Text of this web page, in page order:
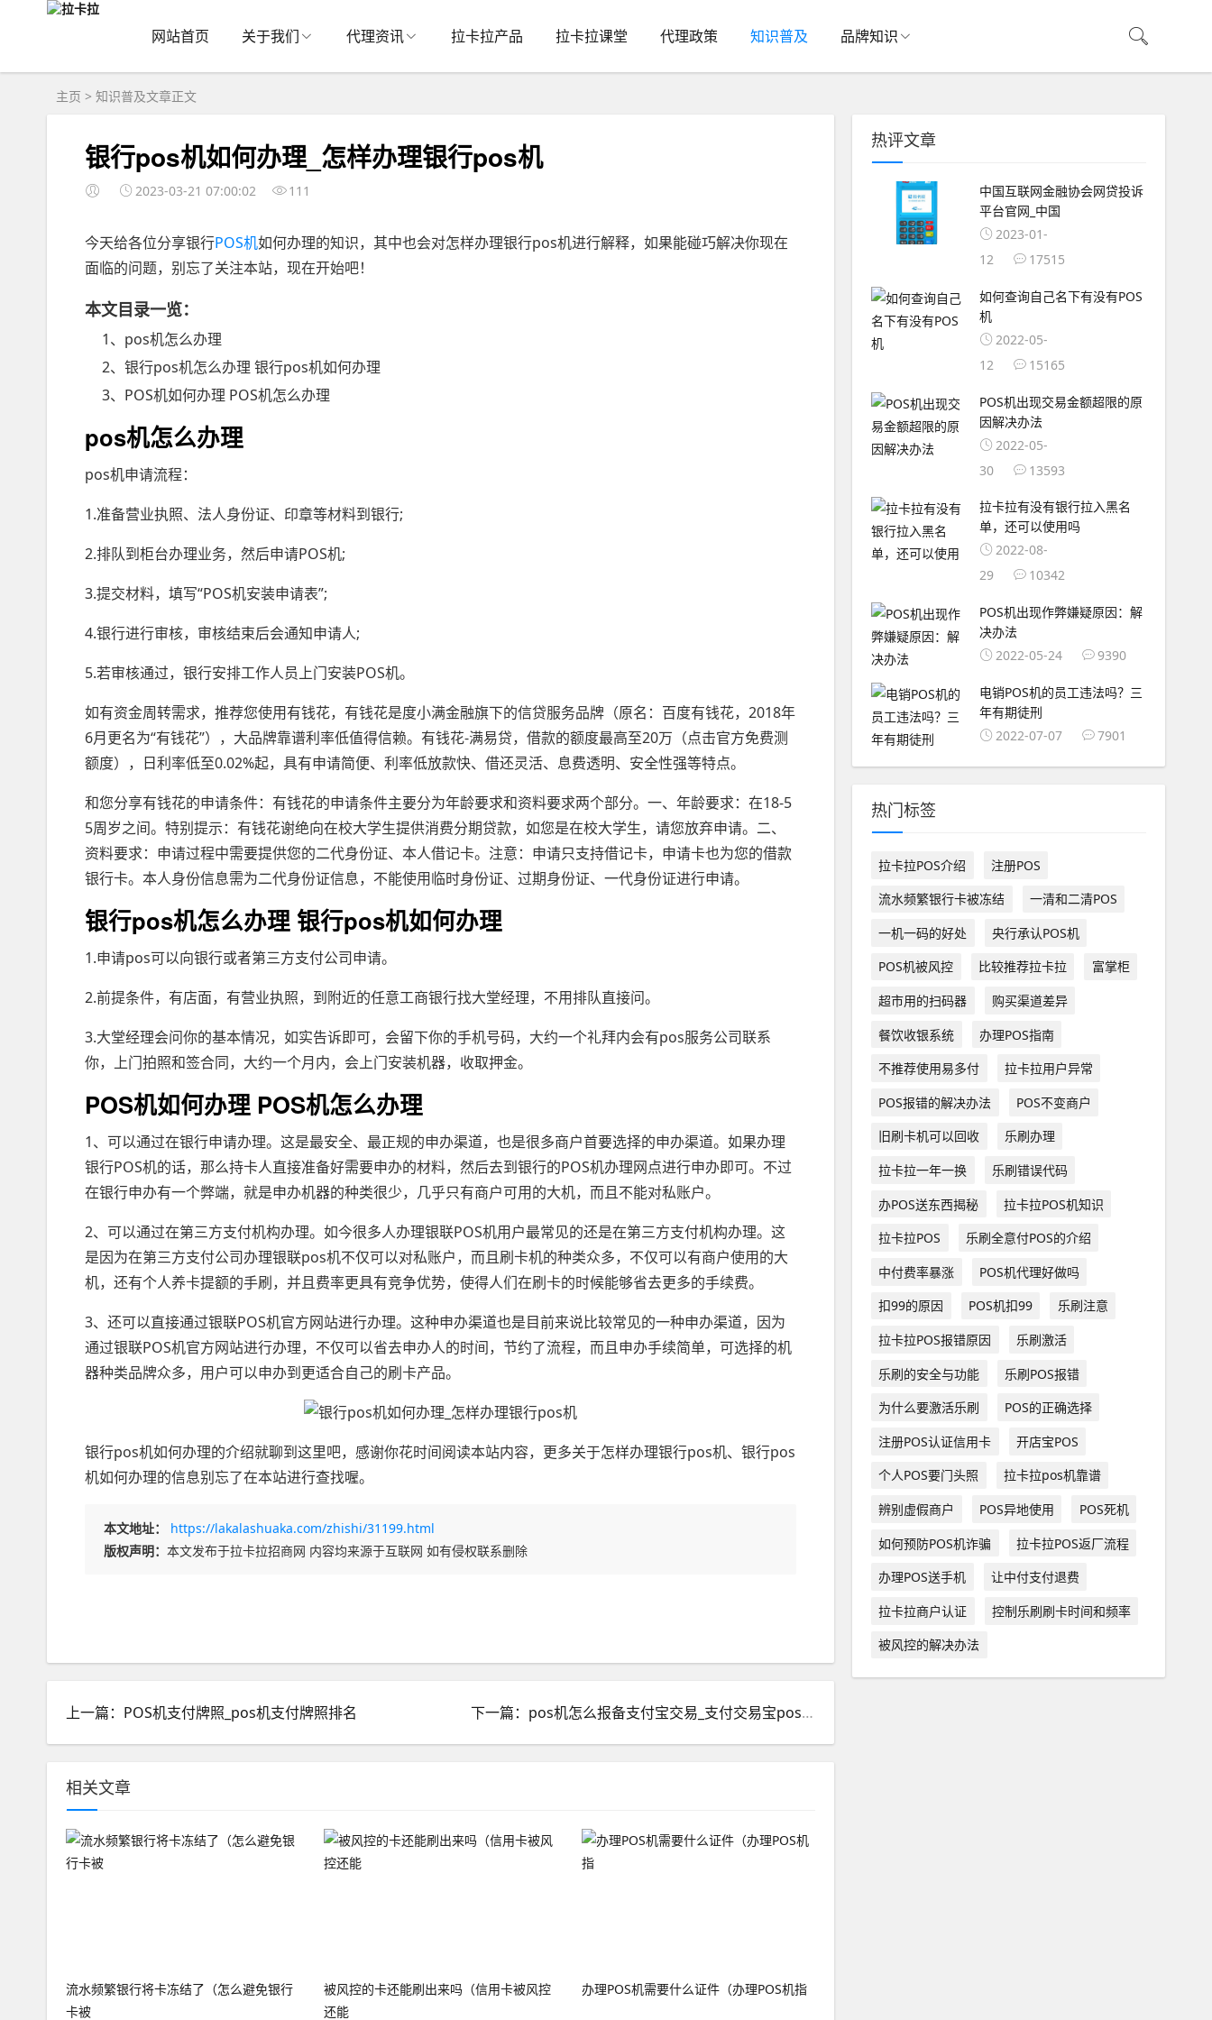
网站首页 关于我们 代理资讯 拉卡拉产品 拉卡拉课堂 代理政策 知识普及 品牌知识
主页 > 知识普及文章正文
银行pos机如何办理_怎样办理银行pos机
2023-03-21 07:00:02 111
今天给各位分享银行POS机如何办理的知识，其中也会对怎样办理银行pos机进行解释，如果能碰巧解决你现在
面临的问题，别忘了关注本站，现在开始吧！
本文目录一览：
1、pos机怎么办理
2、银行pos机怎么办理 银行pos机如何办理
3、POS机如何办理 POS机怎么办理
pos机怎么办理
pos机申请流程：
1.准备营业执照、法人身份证、印章等材料到银行;
2.排队到柜台办理业务，然后申请POS机;
3.提交材料，填写“POS机安装申请表”;
4.银行进行审核，审核结束后会通知申请人;
5.若审核通过，银行安排工作人员上门安装POS机。
如有资金周转需求，推荐您使用有钱花，有钱花是度小满金融旗下的信贷服务品牌（原名：百度有钱花，2018年
6月更名为“有钱花”），大品牌靠谱利率低值得信赖。有钱花-满易贷，借款的额度最高至20万（点击官方免费测
额度），日利率低至0.02%起，具有申请简便、利率低放款快、借还灵活、息费透明、安全性强等特点。
和您分享有钱花的申请条件：有钱花的申请条件主要分为年龄要求和资料要求两个部分。一、年龄要求：在18-5
5周岁之间。特别提示：有钱花谢绝向在校大学生提供消费分期贷款，如您是在校大学生，请您放弃申请。二、
资料要求：申请过程中需要提供您的二代身份证、本人借记卡。注意：申请只支持借记卡，申请卡也为您的借款
银行卡。本人身份信息需为二代身份证信息，不能使用临时身份证、过期身份证、一代身份证进行申请。
银行pos机怎么办理 银行pos机如何办理
1.申请pos可以向银行或者第三方支付公司申请。
2.前提条件，有店面，有营业执照，到附近的任意工商银行找大堂经理，不用排队直接问。
3.大堂经理会问你的基本情况，如实告诉即可，会留下你的手机号码，大约一个礼拜内会有pos服务公司联系
你，上门拍照和签合同，大约一个月内，会上门安装机器，收取押金。
POS机如何办理 POS机怎么办理
1、可以通过在银行申请办理。这是最安全、最正规的申办渠道，也是很多商户首要选择的申办渠道。如果办理
银行POS机的话，那么持卡人直接准备好需要申办的材料，然后去到银行的POS机办理网点进行申办即可。不过
在银行申办有一个弊端，就是申办机器的种类很少，几乎只有商户可用的大机，而且不能对私账户。
2、可以通过在第三方支付机构办理。如今很多人办理银联POS机用户最常见的还是在第三方支付机构办理。这
是因为在第三方支付公司办理银联pos机不仅可以对私账户，而且刷卡机的种类众多，不仅可以有商户使用的大
机，还有个人养卡提额的手刷，并且费率更具有竞争优势，使得人们在刷卡的时候能够省去更多的手续费。
3、还可以直接通过银联POS机官方网站进行办理。这种申办渠道也是目前来说比较常见的一种申办渠道，因为
通过银联POS机官方网站进行办理，不仅可以省去申办人的时间，节约了流程，而且申办手续简单，可选择的机
器种类品牌众多，用户可以申办到更适合自己的刷卡产品。
银行pos机如何办理的介绍就聊到这里吧，感谢你花时间阅读本站内容，更多关于怎样办理银行pos机、银行pos
机如何办理的信息别忘了在本站进行查找喔。
本文地址：
https://lakalashuaka.com/zhishi/31199.html
版权声明： 本文发布于拉卡拉招商网 内容均来源于互联网 如有侵权联系删除
上一篇：POS机支付牌照_pos机支付牌照排名 下一篇：pos机怎么报备支付宝交易_支付交易宝pos机
相关文章
流水频繁银行将卡冻结了（怎么避免银行
卡被
被风控的卡还能刷出来吗（信用卡被风控
还能
办理POS机需要什么证件（办理POS机指
热评文章
中国互联网金融协会网贷投诉
平台官网_中国
2023-01-
12
17515
如何查询自己名下有没有POS
机
2022-05-
12
15165
POS机出现交易金额超限的原
因解决办法
2022-05-
30
13593
拉卡拉有没有银行拉入黑名
单，还可以使用吗
2022-08-
29
10342
POS机出现作弊嫌疑原因：解
决办法
2022-05-24
9390
电销POS机的员工违法吗？三
年有期徒刑
2022-07-07
7901
热门标签
拉卡拉POS介绍
注册POS
流水频繁银行卡被冻结
一清和二清POS
一机一码的好处
央行承认POS机
POS机被风控
比较推荐拉卡拉
富掌柜
超市用的扫码器
购买渠道差异
餐饮收银系统
办理POS指南
不推荐使用易多付
拉卡拉用户异常
POS报错的解决办法
POS不变商户
旧刷卡机可以回收
乐刷办理
拉卡拉一年一换
乐刷错误代码
办POS送东西揭秘
拉卡拉POS机知识
拉卡拉POS
乐刷全意付POS的介绍
中付费率暴涨
POS机代理好做吗
扣99的原因
POS机扣99
乐刷注意
拉卡拉POS报错原因
乐刷激活
乐刷的安全与功能
乐刷POS报错
为什么要激活乐刷
POS的正确选择
注册POS认证信用卡
开店宝POS
个人POS要门头照
拉卡拉pos机靠谱
辨别虚假商户
POS异地使用
POS死机
如何预防POS机诈骗
拉卡拉POS返厂流程
办理POS送手机
让中付支付退费
拉卡拉商户认证
控制乐刷刷卡时间和频率
被风控的解决办法